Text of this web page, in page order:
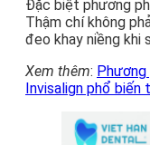
Đặc biệt phương
Thậm chí không
đeo khay niềng khi
Xem thêm:
Invisalign phổ biến